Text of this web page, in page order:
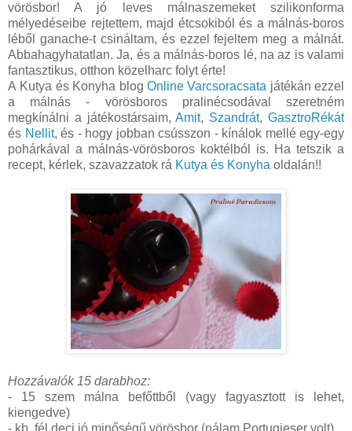
vörösbor! A jó leves málnaszemeket szilikonforma
mélyedéseibe rejtettem, majd étcsokiból és a málnás-boros
léből ganache-t csináltam, és ezzel fejeltem meg a málnát.
Abbahagyhatatlan. Ja, és a málnás-boros lé, na az is valami
fantasztikus, otthon közelharc folyt érte!
A Kutya és Konyha blog Online Varcsoracsata játékán ezzel
a málnás - vörösboros pralinécsodával szeretném
megkínálni a játékostársaim,Amit, Szandrát,GasztroRékát
és Nellit, és - hogy jobban csússzon - kínálok mellé egy-egy
pohárkával a málnás-vörösboros koktélból is. Ha tetszik a
recept, kérlek, szavazzatok rá Kutya és Konyha oldalán!!
Hozzávalók 15 darabhoz:
- 15 szem málna befőttből (vagy fagyasztott is lehet,
kiengedve)